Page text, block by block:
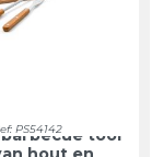
PS54142
tool